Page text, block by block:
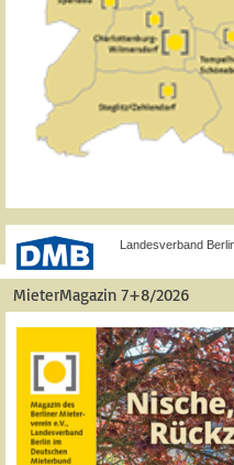
Landesverband
MieterMagazin 7+8/2026